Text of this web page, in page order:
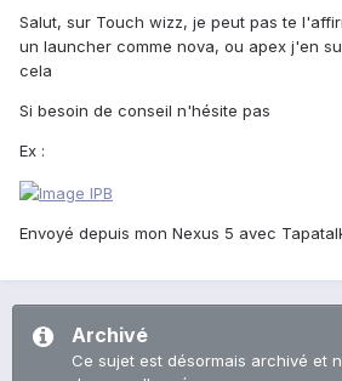
Salut, sur Touch wizz, je peut pas te
un launcher comme nova, ou apex j'en
cela
Si besoin de conseil n'hésite pas
Ex :
Envoyé depuis mon Nexus 5 avec
Archivé
Ce sujet est désormais archivé et